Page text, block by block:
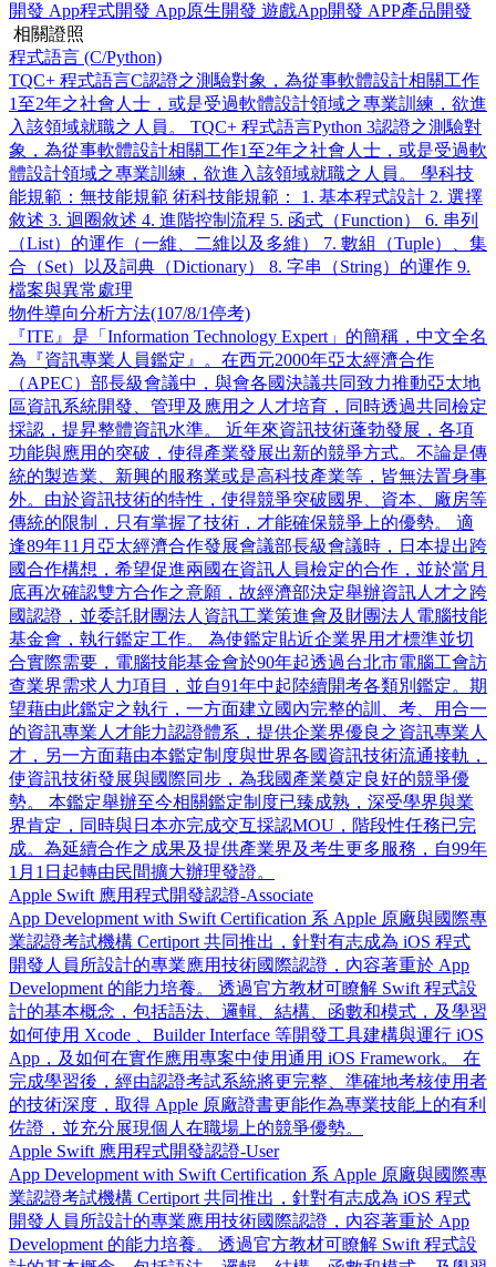
開發 App程式開發 App原生開發 遊戲App開發 APP產品開發
相關證照
程式語言 (C/Python)
TQC+ 程式語言C認證之測驗對象，為從事軟體設計相關工作
1至2年之社會人士，或是受過軟體設計領域之專業訓練，欲進
入該領域就職之人員。 TQC+ 程式語言Python 3認證之測驗對
象，為從事軟體設計相關工作1至2年之社會人士，或是受過軟
體設計領域之專業訓練，欲進入該領域就職之人員。 學科技
能規範：無技能規範 術科技能規範： 1. 基本程式設計 2. 選擇
敘述 3. 迴圈敘述 4. 進階控制流程 5. 函式（Function） 6. 串列
（List）的運作（一維、二維以及多維） 7. 數組（Tuple）、集
合（Set）以及詞典（Dictionary） 8. 字串（String）的運作 9.
檔案與異常處理
物件導向分析方法(107/8/1停考)
『ITE』是「Information Technology Expert」的簡稱，中文全名
為『資訊專業人員鑑定』。在西元2000年亞太經濟合作
（APEC）部長級會議中，與會各國決議共同致力推動亞太地
區資訊系統開發、管理及應用之人才培育，同時透過共同檢定
採認，提昇整體資訊水準。 近年來資訊技術蓬勃發展，各項
功能與應用的突破，使得產業發展出新的競爭方式。不論是傳
統的製造業、新興的服務業或是高科技產業等，皆無法置身事
外。由於資訊技術的特性，使得競爭突破國界、資本、廠房等
傳統的限制，只有掌握了技術，才能確保競爭上的優勢。 適
逢89年11月亞太經濟合作發展會議部長級會議時，日本提出跨
國合作構想，希望促進兩國在資訊人員檢定的合作，並於當月
底再次確認雙方合作之意願，故經濟部決定舉辦資訊人才之跨
國認證，並委託財團法人資訊工業策進會及財團法人電腦技能
基金會，執行鑑定工作。 為使鑑定貼近企業界用才標準並切
合實際需要，電腦技能基金會於90年起透過台北市電腦工會訪
查業界需求人力項目，並自91年中起陸續開考各類別鑑定。期
望藉由此鑑定之執行，一方面建立國內完整的訓、考、用合一
的資訊專業人才能力認證體系，提供企業界優良之資訊專業人
才，另一方面藉由本鑑定制度與世界各國資訊技術流通接軌，
使資訊技術發展與國際同步，為我國產業奠定良好的競爭優
勢。 本鑑定舉辦至今相關鑑定制度已臻成熟，深受學界與業
界肯定，同時與日本亦完成交互採認MOU，階段性任務已完
成。為延續合作之成果及提供產業界及考生更多服務，自99年
1月1日起轉由民間擴大辦理發證。
Apple Swift 應用程式開發認證-Associate
App Development with Swift Certification 系 Apple 原廠與國際專
業認證考試機構 Certiport 共同推出，針對有志成為 iOS 程式
開發人員所設計的專業應用技術國際認證，內容著重於 App
Development 的能力培養。 透過官方教材可瞭解 Swift 程式設
計的基本概念，包括語法、邏輯、結構、函數和模式，及學習
如何使用 Xcode 、Builder Interface 等開發工具建構與運行 iOS
App，及如何在實作應用專案中使用通用 iOS Framework。 在
完成學習後，經由認證考試系統將更完整、準確地考核使用者
的技術深度，取得 Apple 原廠證書更能作為專業技能上的有利
佐證，並充分展現個人在職場上的競爭優勢。
Apple Swift 應用程式開發認證-User
App Development with Swift Certification 系 Apple 原廠與國際專
業認證考試機構 Certiport 共同推出，針對有志成為 iOS 程式
開發人員所設計的專業應用技術國際認證，內容著重於 App
Development 的能力培養。 透過官方教材可瞭解 Swift 程式設